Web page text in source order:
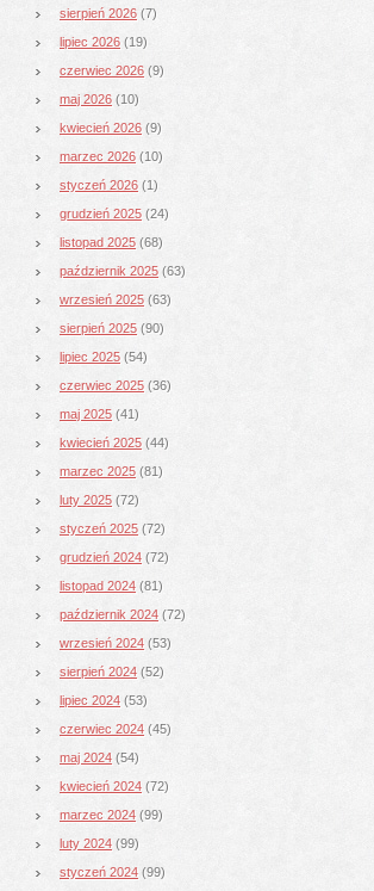
sierpień 2026 (7)
lipiec 2026 (19)
czerwiec 2026 (9)
maj 2026 (10)
kwiecień 2026 (9)
marzec 2026 (10)
styczeń 2026 (1)
grudzień 2025 (24)
listopad 2025 (68)
październik 2025 (63)
wrzesień 2025 (63)
sierpień 2025 (90)
lipiec 2025 (54)
czerwiec 2025 (36)
maj 2025 (41)
kwiecień 2025 (44)
marzec 2025 (81)
luty 2025 (72)
styczeń 2025 (72)
grudzień 2024 (72)
listopad 2024 (81)
październik 2024 (72)
wrzesień 2024 (53)
sierpień 2024 (52)
lipiec 2024 (53)
czerwiec 2024 (45)
maj 2024 (54)
kwiecień 2024 (72)
marzec 2024 (99)
luty 2024 (99)
styczeń 2024 (99)